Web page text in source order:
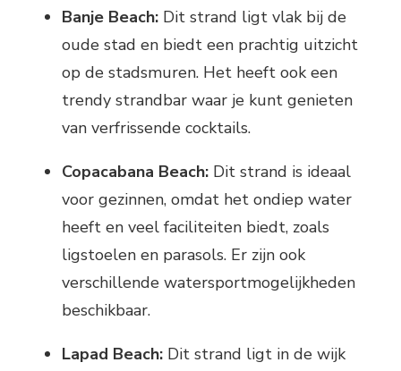
Banje Beach: Dit strand ligt vlak bij de
oude stad en biedt een prachtig uitzicht
op de stadsmuren. Het heeft ook een
trendy strandbar waar je kunt genieten
van verfrissende cocktails.
Copacabana Beach: Dit strand is ideaal
voor gezinnen, omdat het ondiep water
heeft en veel faciliteiten biedt, zoals
ligstoelen en parasols. Er zijn ook
verschillende watersportmogelijkheden
beschikbaar.
Lapad Beach: Dit strand ligt in de wijk